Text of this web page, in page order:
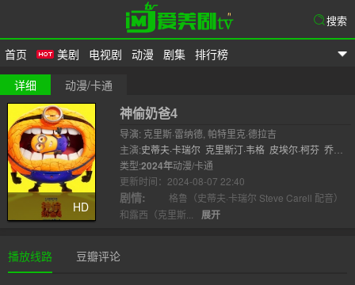
首页 美剧 电视剧 动漫 剧集 排行榜
搜索
详细 动漫/卡通
HD
神偷奶爸4
导演: 克里斯·雷纳德, 帕特里克·德拉吉
主演:史蒂夫·卡瑞尔 克里斯汀·韦格 皮埃尔·柯芬 乔伊·
金 威尔·法瑞尔 索菲娅·维加拉
波兰 达..
类型:2024年动漫/卡通
更新时间：2024-08-07 22:40
剧情:
格鲁（史蒂夫·卡瑞尔 Steve Carell 配音）
和露西（克里斯...
展开
播放线路 豆瓣评论